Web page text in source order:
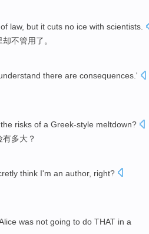
of law, but it cuts no ice with scientists
却不管用了 。
there are consequences .'
risks of a Greek-style meltdown?
有多大？
think I'm an author, right?
was not going to do THAT in a